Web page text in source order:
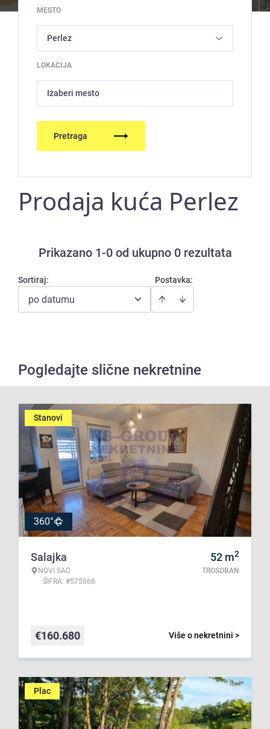
MESTO
LOKACIJA
Izaberi mesto
Pretraga
Prodaja kuća Perlez
Prikazano 1-0 od ukupno 0 rezultata
Postavka:
Sortiraj:
po datumu
Pogledajte slične nekretnine
Stanovi
360°
Salajka
NOVI SAD
ŠIFRA: #575068
52 m2
TROSOBAN
Više o nekretnini >
€160.680
Plac